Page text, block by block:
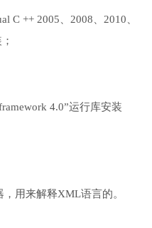
C ++ 2005、2008、2010、
4.0”运行库安装
用来解释XML语言的。